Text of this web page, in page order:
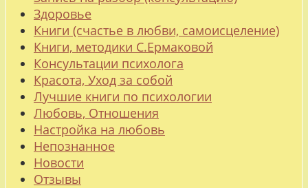
Здоровье
Книги (счастье в любви, самоисцеление)
Книги, методики С.Ермаковой
Консультации психолога
Красота, Уход за собой
Лучшие книги по психологии
Любовь, Отношения
Настройка на любовь
Непознанное
Новости
Отзывы